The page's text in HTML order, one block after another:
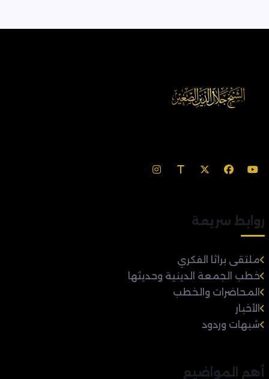
روابط سريعة
ملتقى براثا الفكري
خطب الجمعة الدينية وحديثها
المحاضرات والخطب
الأخبار
شبهات وردود
أهم المواضيع